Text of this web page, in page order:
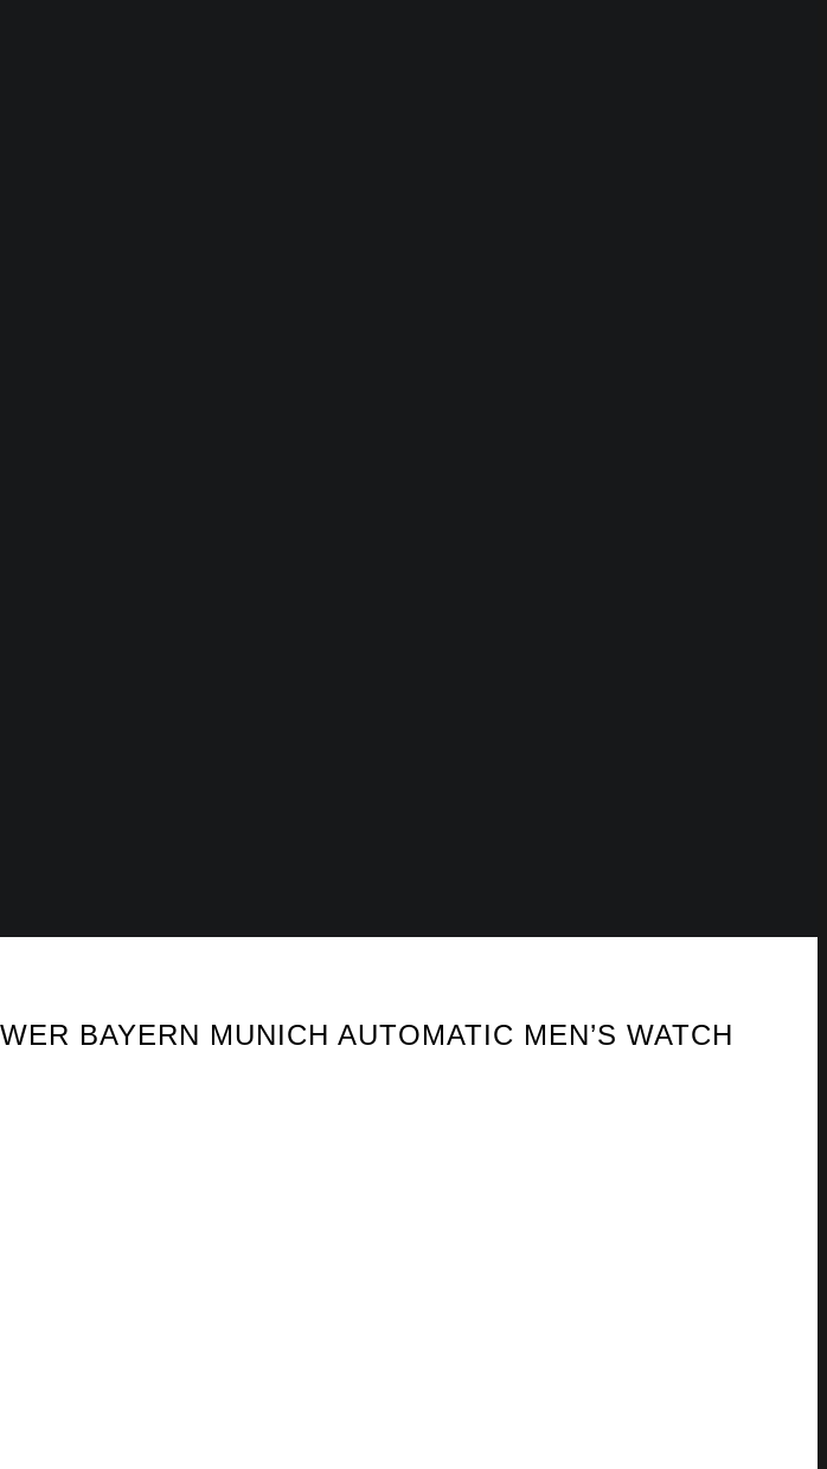
BAYERN MUNICH AUTOMATIC MEN’S WATCH